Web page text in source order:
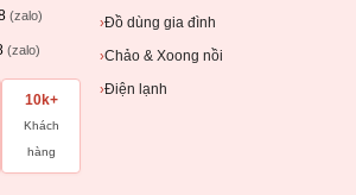
(zalo)
(zalo)
10k+
Khách
hàng
›Đồ dùng gia đình
›Chảo & Xoong nồi
›Điện lạnh